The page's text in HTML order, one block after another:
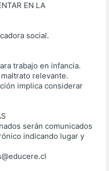
EN LA
social.
trabajo en infancia.
relevante.
implica considerar
serán comunicados
indicando lugar y